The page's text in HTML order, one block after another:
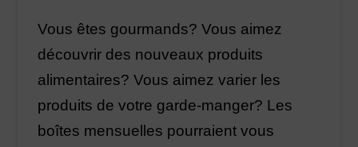
Vous êtes gourmands? Vous aimez
découvrir des nouveaux produits
alimentaires? Vous aimez varier les
produits de votre garde-manger? Les
boîtes mensuelles pourraient vous